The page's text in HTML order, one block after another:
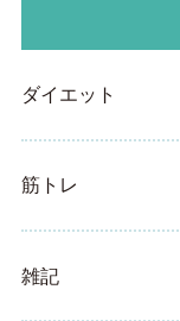
ダイエット
筋トレ
雑記